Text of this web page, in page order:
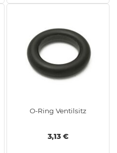
O-Ring Ventilsitz
3,13 €